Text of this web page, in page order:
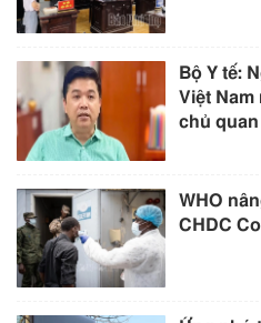
Bộ Y tế:
Việt
chủ quan
WHO
CHDC